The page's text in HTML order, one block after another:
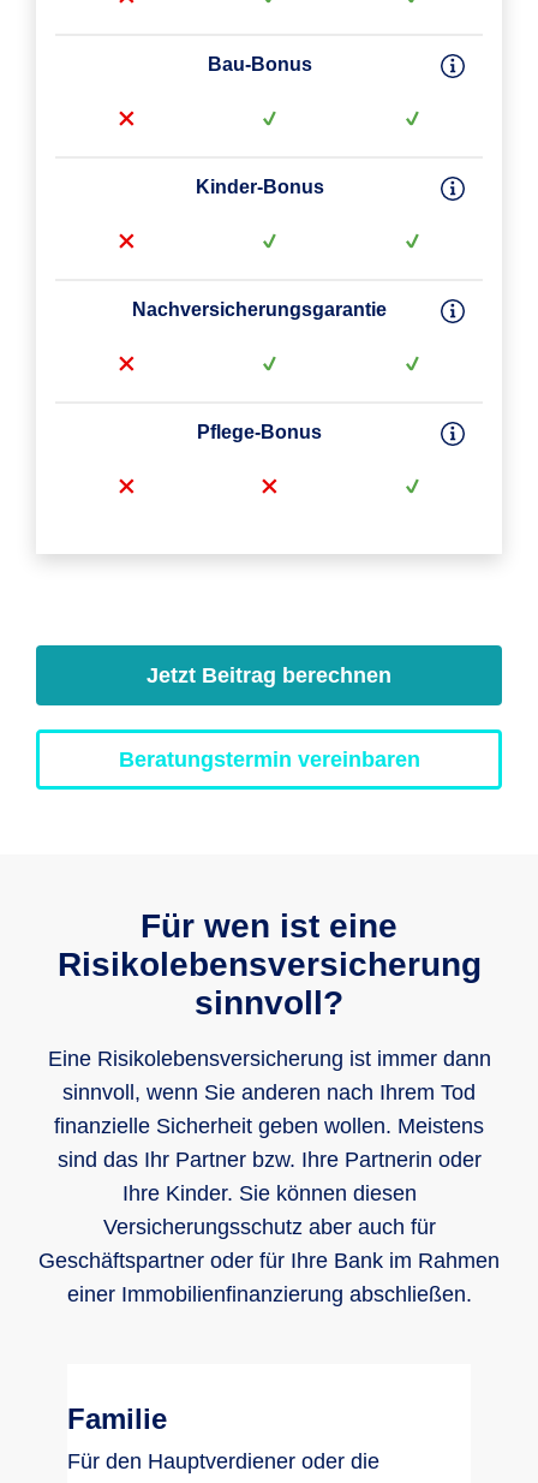
Bau-Bonus
Kinder-Bonus
Nachversicherungsgarantie
Pflege-Bonus
Jetzt Beitrag berechnen
Beratungstermin vereinbaren
Für wen ist eine
Risikolebensversicherung
sinnvoll?
Eine Risikolebensversicherung ist immer dann
sinnvoll, wenn Sie anderen nach Ihrem Tod
finanzielle Sicherheit geben wollen. Meistens
sind das Ihr Partner bzw. Ihre Partnerin oder
Ihre Kinder. Sie können diesen
Versicherungsschutz aber auch für
Geschäftspartner oder für Ihre Bank im Rahmen
einer Immobilienfinanzierung abschließen.
Familie
Für den Hauptverdiener oder die